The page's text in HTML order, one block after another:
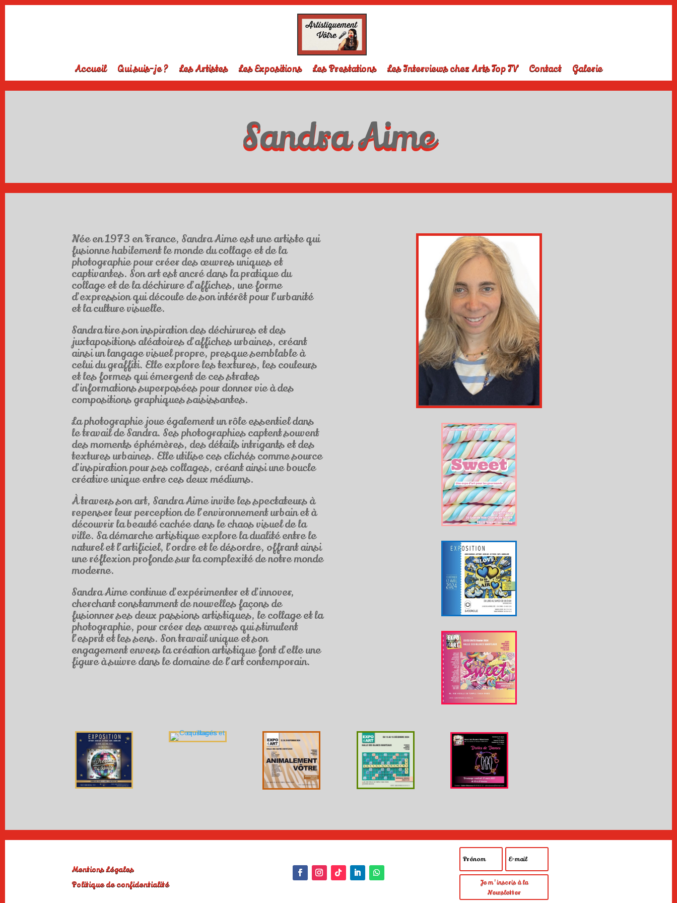
Accueil Qui suis-je ? Les Artistes Les Expositions Les Prestations Les Interviews chez Arts Top TV Contact Galerie
Sandra Aime
Née en 1973 en France, Sandra Aime est une artiste qui
fusionne habilement le monde du collage et de la
photographie pour créer des œuvres uniques et
captivantes. Son art est ancré dans la pratique du
collage et de la déchirure d’affiches, une forme
d’expression qui découle de son intérêt pour l’urbanité
et la culture visuelle.
Sandra tire son inspiration des déchirures et des
juxtapositions aléatoires d’affiches urbaines, créant
ainsi un langage visuel propre, presque semblable à
celui du graffiti. Elle explore les textures, les couleurs
et les formes qui émergent de ces strates
d’informations superposées pour donner vie à des
compositions graphiques saisissantes.
La photographie joue également un rôle essentiel dans
le travail de Sandra. Ses photographies captent souvent
des moments éphémères, des détails intrigants et des
textures urbaines. Elle utilise ces clichés comme source
d’inspiration pour ses collages, créant ainsi une boucle
créative unique entre ces deux médiums.
À travers son art, Sandra Aime invite les spectateurs à
repenser leur perception de l’environnement urbain et à
découvrir la beauté cachée dans le chaos visuel de la
ville. Sa démarche artistique explore la dualité entre le
naturel et l’artificiel, l’ordre et le désordre, offrant ainsi
une réflexion profonde sur la complexité de notre monde
moderne.
Sandra Aime continue d’expérimenter et d’innover,
cherchant constamment de nouvelles façons de
fusionner ses deux passions artistiques, le collage et la
photographie, pour créer des œuvres qui stimulent
l’esprit et les sens. Son travail unique et son
engagement envers la création artistique font d’elle une
figure à suivre dans le domaine de l’art contemporain.
Mentions Légales
Politique de confidentialité
Je m'inscris à la
Newsletter